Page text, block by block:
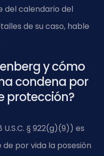
del calendario del
de su caso, hable
y cómo
condena por
protección?
§ 922(g)(9)) es
por vida la posesión